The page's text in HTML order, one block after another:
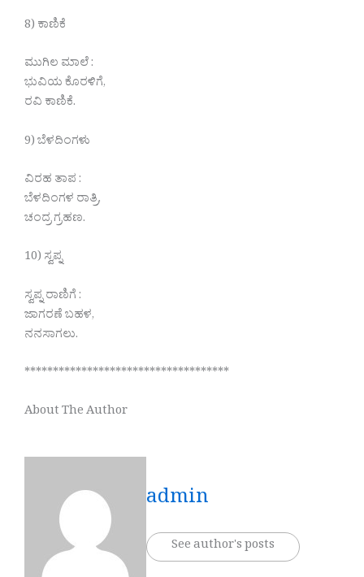
8) ಕಾಣಿಕೆ
ಮುಗಿಲ ಮಾಲೆ :
ಭುವಿಯ ಕೊರಳಿಗೆ,
ರವಿ ಕಾಣಿಕೆ.
9) ಬೆಳದಿಂಗಳು
ವಿರಹ ತಾಪ :
ಬೆಳದಿಂಗಳ ರಾತ್ರಿ,
ಚಂದ್ರ ಗ್ರಹಣ.
10) ಸ್ವಪ್ನ
ಸ್ವಪ್ನ ರಾಣಿಗೆ :
ಜಾಗರಣೆ ಬಹಳ,
ನನಸಾಗಲು.
************************************
About The Author
admin
See author's posts